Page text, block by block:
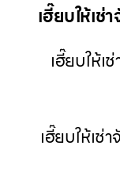
เฮี๊ยบให้เช่
เฮี๊ยบให้
เฮี๊ยบให้เ